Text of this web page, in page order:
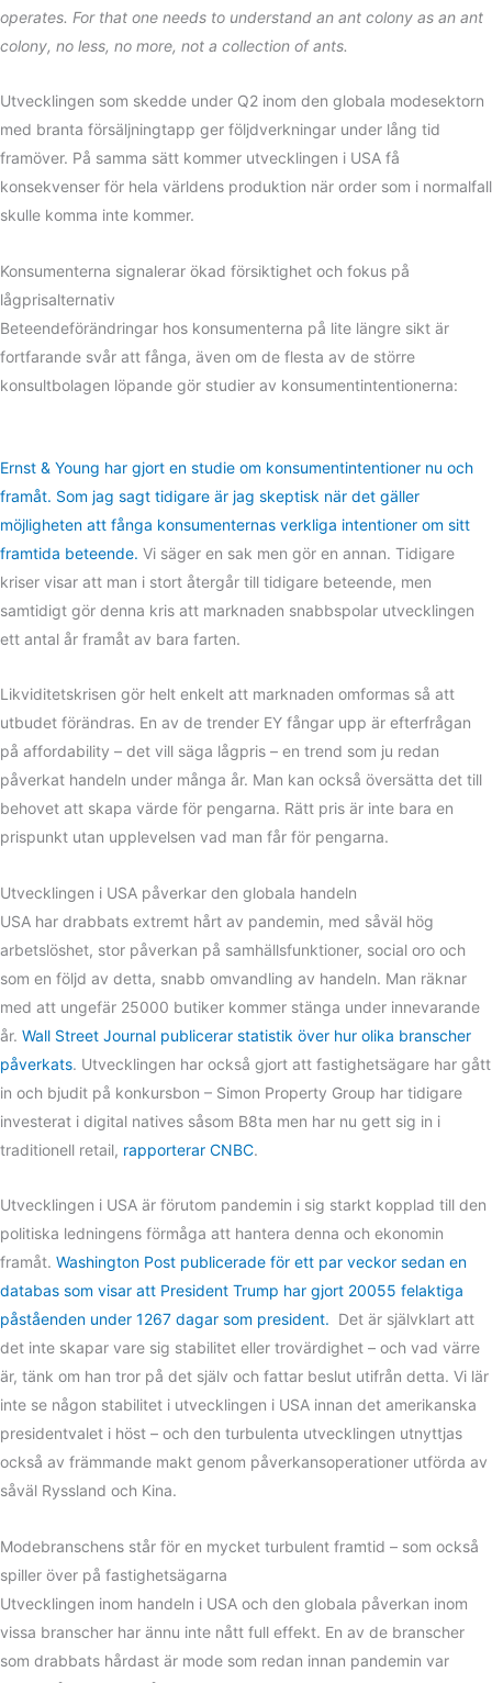
operates. For that one needs to understand an ant colony as an ant
colony, no less, no more, not a collection of ants.
Utvecklingen som skedde under Q2 inom den globala modesektorn
med branta försäljningtapp ger följdverkningar under lång tid
framöver. På samma sätt kommer utvecklingen i USA få
konsekvenser för hela världens produktion när order som i normalfall
skulle komma inte kommer.
Konsumenterna signalerar ökad försiktighet och fokus på
lågprisalternativ
Beteendeförändringar hos konsumenterna på lite längre sikt är
fortfarande svår att fånga, även om de flesta av de större
konsultbolagen löpande gör studier av konsumentintentionerna:
Ernst & Young har gjort en studie om konsumentintentioner nu och
framåt. Som jag sagt tidigare är jag skeptisk när det gäller
möjligheten att fånga konsumenternas verkliga intentioner om sitt
framtida beteende. Vi säger en sak men gör en annan. Tidigare
kriser visar att man i stort återgår till tidigare beteende, men
samtidigt gör denna kris att marknaden snabbspolar utvecklingen
ett antal år framåt av bara farten.
Likviditetskrisen gör helt enkelt att marknaden omformas så att
utbudet förändras. En av de trender EY fångar upp är efterfrågan
på affordability – det vill säga lågpris – en trend som ju redan
påverkat handeln under många år. Man kan också översätta det till
behovet att skapa värde för pengarna. Rätt pris är inte bara en
prispunkt utan upplevelsen vad man får för pengarna.
Utvecklingen i USA påverkar den globala handeln
USA har drabbats extremt hårt av pandemin, med såväl hög
arbetslöshet, stor påverkan på samhällsfunktioner, social oro och
som en följd av detta, snabb omvandling av handeln. Man räknar
med att ungefär 25000 butiker kommer stänga under innevarande
år. Wall Street Journal publicerar statistik över hur olika branscher
påverkats. Utvecklingen har också gjort att fastighetsägare har gått
in och bjudit på konkursbon – Simon Property Group har tidigare
investerat i digital natives såsom B8ta men har nu gett sig in i
traditionell retail, rapporterar CNBC.
Utvecklingen i USA är förutom pandemin i sig starkt kopplad till den
politiska ledningens förmåga att hantera denna och ekonomin
framåt. Washington Post publicerade för ett par veckor sedan en
databas som visar att President Trump har gjort 20055 felaktiga
påståenden under 1267 dagar som president. Det är självklart att
det inte skapar vare sig stabilitet eller trovärdighet – och vad värre
är, tänk om han tror på det själv och fattar beslut utifrån detta. Vi lär
inte se någon stabilitet i utvecklingen i USA innan det amerikanska
presidentvalet i höst – och den turbulenta utvecklingen utnyttjas
också av främmande makt genom påverkansoperationer utförda av
såväl Ryssland och Kina.
Modebranschens står för en mycket turbulent framtid – som också
spiller över på fastighetsägarna
Utvecklingen inom handeln i USA och den globala påverkan inom
vissa branscher har ännu inte nått full effekt. En av de branscher
som drabbats hårdast är mode som redan innan pandemin var